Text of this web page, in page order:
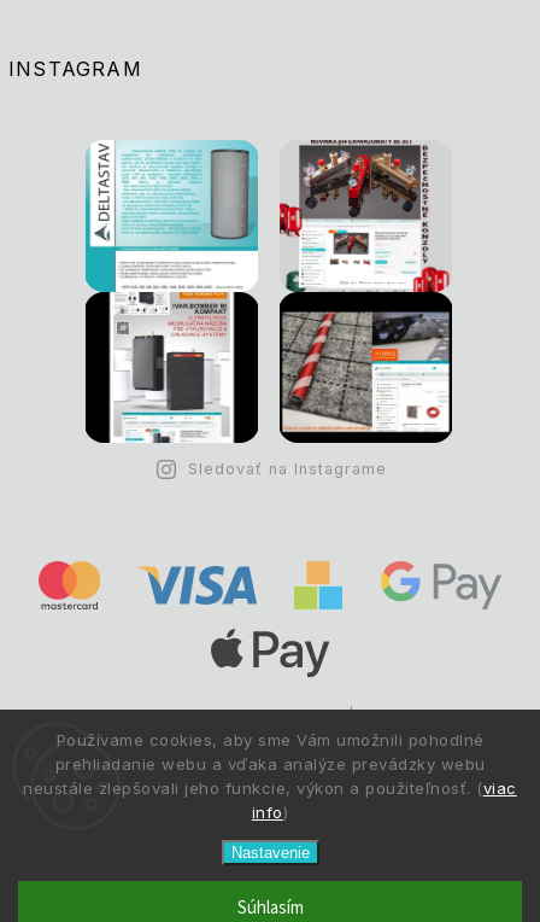
Používame cookies, aby sme Vám umožnili pohodlné
prehliadanie webu a vďaka analýze prevádzky webu
neustále zlepšovali jeho funkcie, výkon a použiteľnosť. (viac
info)
Nastavenie
Súhlasím
INSTAGRAM
Sledovať na Instagrame
Copyright © 1993 -2026 Deltastav.sk|
.
Všetky práva vyhradené.